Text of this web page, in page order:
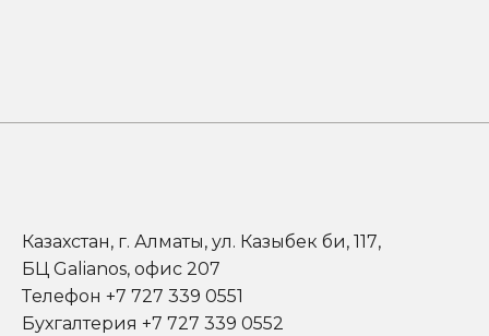
Казахстан, г. Алматы, ул. Казыбек би, 117,
БЦ Galianos, офис 207
Телефон +7 727 339 0551
Бухгалтерия +7 727 339 0552